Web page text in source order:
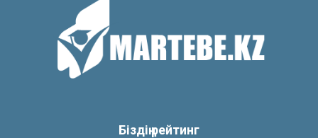
Біздің рейтинг